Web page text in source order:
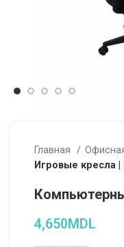
Главная
Игровые кресла
4,650MDL